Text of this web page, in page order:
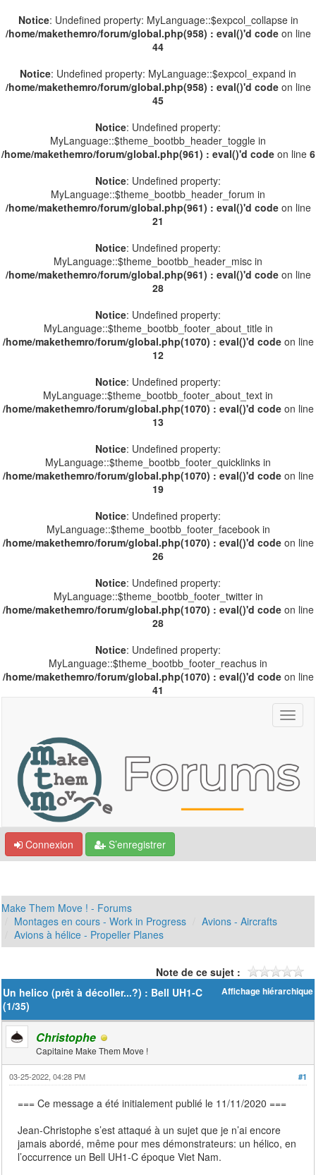
Notice: Undefined property: MyLanguage::$expcol_collapse in
/home/makethemro/forum/global.php(958) : eval()'d codeon line
44
Notice: Undefined property: MyLanguage::$expcol_expand in
/home/makethemro/forum/global.php(958) : eval()'d codeon line
45
Notice: Undefined property:
MyLanguage::$theme_bootbb_header_toggle in
/home/makethemro/forum/global.php(961) : eval()'d codeon line 6
Notice: Undefined property:
MyLanguage::$theme_bootbb_header_forum in
/home/makethemro/forum/global.php(961) : eval()'d codeon line
21
Notice: Undefined property:
MyLanguage::$theme_bootbb_header_misc in
/home/makethemro/forum/global.php(961) : eval()'d codeon line
28
Notice: Undefined property:
MyLanguage::$theme_bootbb_footer_about_title in
/home/makethemro/forum/global.php(1070) : eval()'d codeon line
12
Notice: Undefined property:
MyLanguage::$theme_bootbb_footer_about_text in
/home/makethemro/forum/global.php(1070) : eval()'d codeon line
13
Notice: Undefined property:
MyLanguage::$theme_bootbb_footer_quicklinks in
/home/makethemro/forum/global.php(1070) : eval()'d codeon line
19
Notice: Undefined property:
MyLanguage::$theme_bootbb_footer_facebook in
/home/makethemro/forum/global.php(1070) : eval()'d codeon line
26
Notice: Undefined property:
MyLanguage::$theme_bootbb_footer_twitter in
/home/makethemro/forum/global.php(1070) : eval()'d codeon line
28
Notice: Undefined property:
MyLanguage::$theme_bootbb_footer_reachus in
/home/makethemro/forum/global.php(1070) : eval()'d codeon line
41
Connexion S’enregistrer
Make Them Move ! - Forums
Montages en cours - Work in Progress
Avions - Aircrafts
Avions à hélice - Propeller Planes
Note de ce sujet :
Affichage hiérarchique
Un helico (prêt à décoller...?) : Bell UH1-C
(1/35)
Christophe
Capitaine Make Them Move !
#1
03-25-2022, 04:28 PM
=== Ce message a été initialement publié le 11/11/2020 ===
Jean-Christophe s’est attaqué à un sujet que je n’ai encore
jamais abordé, même pour mes démonstrateurs: un hélico, en
l’occurrence un Bell UH1-C époque Viet Nam.